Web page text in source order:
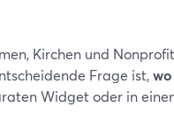
Kirchen und
Frage ist,wo
Widget oder in